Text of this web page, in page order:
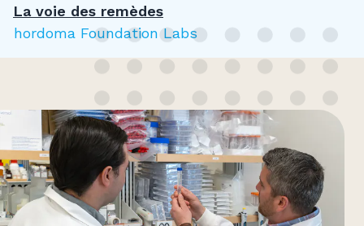
La voie des remèdes
Chordoma Foundation Labs